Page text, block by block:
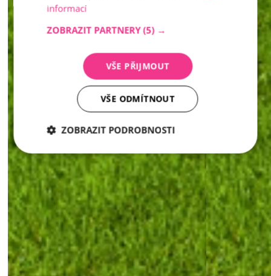
informací
ZOBRAZIT PARTNERY (5) →
VŠE PŘIJMOUT
VŠE ODMÍTNOUT
ZOBRAZIT PODROBNOSTI
Nezbytně
nutné
soubory
Analytika Marketing
Nezbytně nutné soubory
Analytika